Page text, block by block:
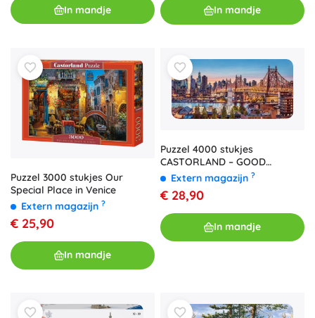
In mandje In mandje
Puzzel 3000 stukjes Our
Special Place in Venice
Extern magazijn ?
€ 25,90
In mandje
Puzzel 4000 stukjes
CASTORLAND – GOOD
EVENING NEW YORK
Extern magazijn ?
€ 28,90
In mandje